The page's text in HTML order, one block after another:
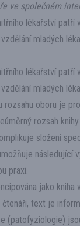
ve společném
lékařství patří
mladých
lékařství patří
mladých
rozsahu oboru je
rozsah
složení
následující
praxi.
jako kniha
text je
(patofyziologie)